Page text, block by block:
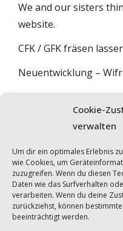
Cookie-
verwalten
Um dir ein optimales Erlebnis
wie Cookies, um
zuzugreifen. Wenn du diesen
Daten wie das Surfverhalten
verarbeiten. Wenn du deine
zurückziehst, können
beeinträchtigt werden.
We and our sisters
website.
CFK / GFK fräsen
Neuentwicklung –
FORUM